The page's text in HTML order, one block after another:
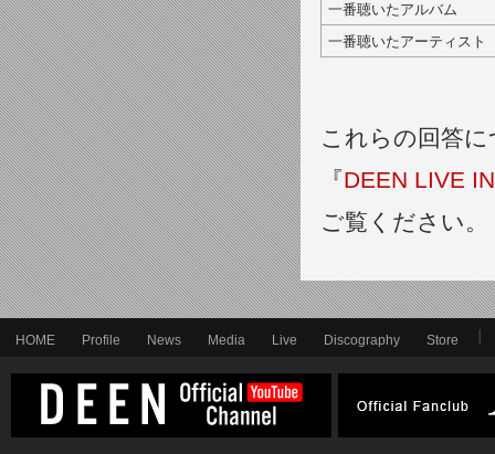
一番聴いたアルバム
一番聴いたアーティスト
これらの回答
『DEEN LIVE
ご覧ください。
HOME Profile News Media Live Discography Store